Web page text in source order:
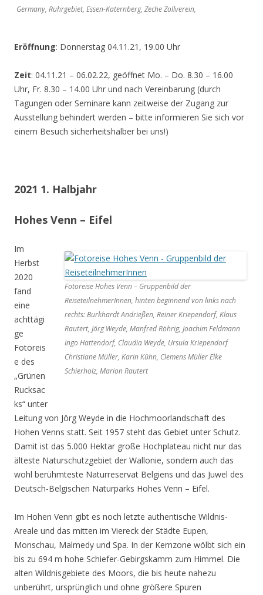
Germany, Ruhrgebiet, Essen-Katernberg, Zeche Zollverein,
Eröffnung: Donnerstag 04.11.21, 19.00 Uhr
Zeit: 04.11.21 – 06.02.22, geöffnet Mo. – Do. 8.30 – 16.00
Uhr, Fr. 8.30 – 14.00 Uhr und nach Vereinbarung (durch
Tagungen oder Seminare kann zeitweise der Zugang zur
Ausstellung behindert werden – bitte informieren Sie sich vor
einem Besuch sicherheitshalber bei uns!)
2021 1. Halbjahr
Hohes Venn – Eifel
Fotoreise Hohes Venn – Gruppenbild der
ReiseteilnehmerInnen, hinten beginnend von links nach
rechts: Burkhardt Andrießen, Reiner Kriependorf, Klaus
Rautert, Jörg Weyde, Manfred Röhrig, Joachim Feldmann
Ingo Hattendorf, Claudia Weyde, Ursula Kriependorf
Christiane Müller, Karin Kühn, Clemens Müller Elke
Schierholz, Marion Rautert
Im
Herbst
2020
fand
eine
achttägi
ge
Fotoreis
e des
„Grünen
Rucksac
ks“ unter
Leitung von Jörg Weyde in die Hochmoorlandschaft des
Hohen Venns statt. Seit 1957 steht das Gebiet unter Schutz.
Damit ist das 5.000 Hektar große Hochplateau nicht nur das
älteste Naturschutzgebiet der Wallonie, sondern auch das
wohl berühmteste Naturreservat Belgiens und das Juwel des
Deutsch-Belgischen Naturparks Hohes Venn – Eifel.
Im Hohen Venn gibt es noch letzte authentische Wildnis-
Areale und das mitten im Viereck der Städte Eupen,
Monschau, Malmedy und Spa. In der Kernzone wölbt sich ein
bis zu 694 m hohe Schiefer-Gebirgskamm zum Himmel. Die
alten Wildnisgebiete des Moors, die bis heute nahezu
unberührt, ursprünglich und ohne größere Spuren